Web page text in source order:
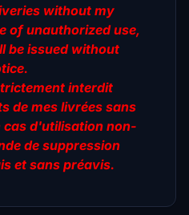
without my
of unauthorized use,
be issued without
interdit
de mes livrées sans
cas d'utilisation non-
de suppression
et sans préavis.